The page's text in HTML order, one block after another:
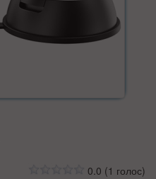
0.0 (1 голос)